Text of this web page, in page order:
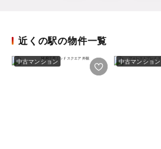
近くの駅の物件一覧
中古マンション 中古マンション